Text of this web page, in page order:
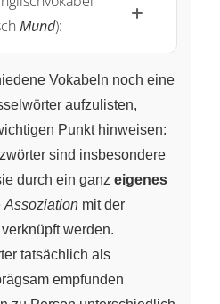
Mund):
Vokabeln noch eine
aufzulisten,
Punkt hinweisen:
sind insbesondere
durch ein ganz eigenes
Assoziation mit der
werden.
tatsächlich als
empfunden